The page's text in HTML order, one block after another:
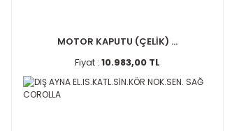
MOTOR KAPUTU (ÇELİK) ...
Fiyat : 10.983,00 TL